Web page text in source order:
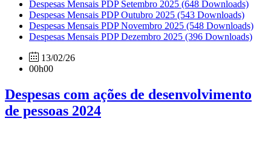
Despesas Mensais PDP Setembro 2025 (648 Downloads)
Despesas Mensais PDP Outubro 2025 (543 Downloads)
Despesas Mensais PDP Novembro 2025 (548 Downloads)
Despesas Mensais PDP Dezembro 2025 (396 Downloads)
13/02/26
00h00
Despesas com ações de desenvolvimento
de pessoas 2024